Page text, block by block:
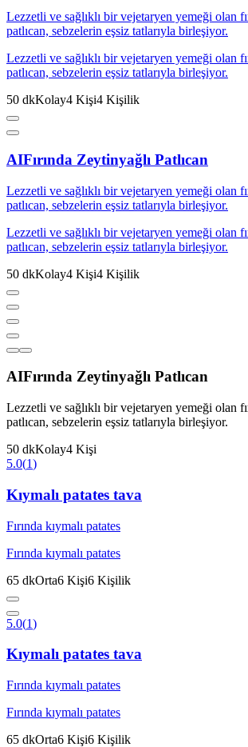
Lezzetli ve sağlıklı bir vejetaryen yemeği olan
patlıcan, sebzelerin eşsiz tatlarıyla birleşiyor.
Lezzetli ve sağlıklı bir vejetaryen yemeği olan
patlıcan, sebzelerin eşsiz tatlarıyla birleşiyor.
50 dkKolay4 Kişi4 Kişilik
AIFırında Zeytinyağlı Patlıcan
Lezzetli ve sağlıklı bir vejetaryen yemeği olan
patlıcan, sebzelerin eşsiz tatlarıyla birleşiyor.
Lezzetli ve sağlıklı bir vejetaryen yemeği olan
patlıcan, sebzelerin eşsiz tatlarıyla birleşiyor.
50 dkKolay4 Kişi4 Kişilik
AIFırında Zeytinyağlı Patlıcan
Lezzetli ve sağlıklı bir vejetaryen yemeği olan
patlıcan, sebzelerin eşsiz tatlarıyla birleşiyor.
50 dkKolay4 Kişi
5.0(1)
Kıymalı patates tava
Fırında kıymalı patates
Fırında kıymalı patates
65 dkOrta6 Kişi6 Kişilik
5.0(1)
Kıymalı patates tava
Fırında kıymalı patates
Fırında kıymalı patates
65 dkOrta6 Kişi6 Kişilik